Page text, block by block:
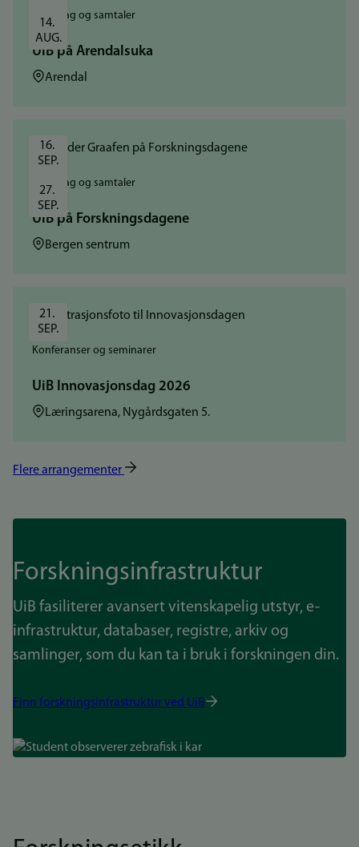
14.
AUG.
Foredrag og samtaler
UiB på Arendalsuka
Sted:Arendal
16.
SEP.
27.
SEP.
Foredrag og samtaler
UiB på Forskningsdagene
Sted:Bergen sentrum
21.
SEP.
Konferanser og seminarer
UiB Innovasjonsdag 2026
Sted:Læringsarena, Nygårdsgaten 5.
Flere arrangementer
Forskningsinfrastruktur
UiB fasiliterer avansert vitenskapelig utstyr, e-
infrastruktur, databaser, registre, arkiv og
samlinger, som du kan ta i bruk i forskningen din.
Finn forskningsinfrastruktur ved UiB
Bilde